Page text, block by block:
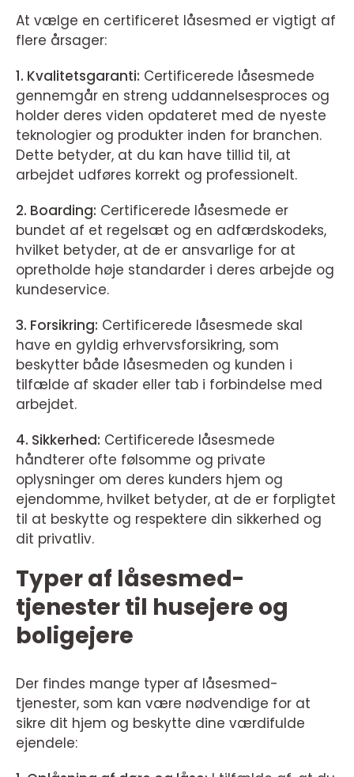
At vælge en certificeret låsesmed er vigtigt af
flere årsager:
1. Kvalitetsgaranti: Certificerede låsesmede
gennemgår en streng uddannelsesproces og
holder deres viden opdateret med de nyeste
teknologier og produkter inden for branchen.
Dette betyder, at du kan have tillid til, at
arbejdet udføres korrekt og professionelt.
2. Boarding: Certificerede låsesmede er
bundet af et regelsæt og en adfærdskodeks,
hvilket betyder, at de er ansvarlige for at
opretholde høje standarder i deres arbejde og
kundeservice.
3. Forsikring: Certificerede låsesmede skal
have en gyldig erhvervsforsikring, som
beskytter både låsesmeden og kunden i
tilfælde af skader eller tab i forbindelse med
arbejdet.
4. Sikkerhed: Certificerede låsesmede
håndterer ofte følsomme og private
oplysninger om deres kunders hjem og
ejendomme, hvilket betyder, at de er forpligtet
til at beskytte og respektere din sikkerhed og
dit privatliv.
Typer af låsesmed-
tjenester til husejere og
boligejere
Der findes mange typer af låsesmed-
tjenester, som kan være nødvendige for at
sikre dit hjem og beskytte dine værdifulde
ejendele: